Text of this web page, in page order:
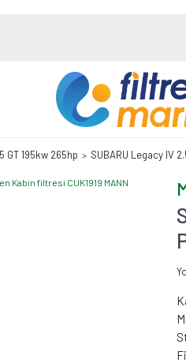
GT 195kw 265hp SUBARU Legacy IV